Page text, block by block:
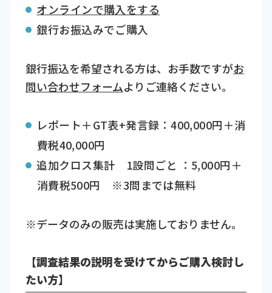
オンラインで購入をする
銀行お振込みでご購入
銀行振込を希望される方は、お手数ですがお
問い合わせフォームよりご連絡ください。
レポート＋GT表+発言録：400,000円＋消
費税40,000円
追加クロス集計 1設問ごと ：5,000円＋
消費税500円 ※3問までは無料
※データのみの販売は実施しておりません。
【調査結果の説明を受けてからご購入検討し
たい方】